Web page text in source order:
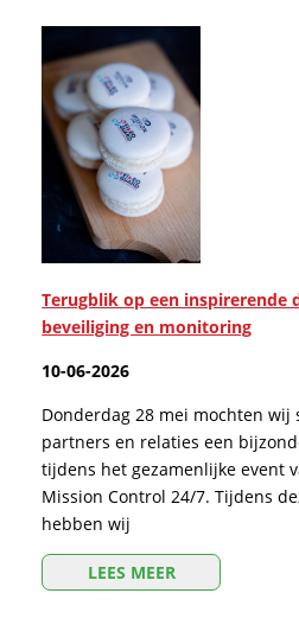
Terugblik op een inspirerende
beveiliging en monitoring
10-06-2026
Donderdag 28 mei mochten wij
partners en relaties een
tijdens het gezamenlijke event
Mission Control 24/7. Tijdens
hebben wij
LEES MEER